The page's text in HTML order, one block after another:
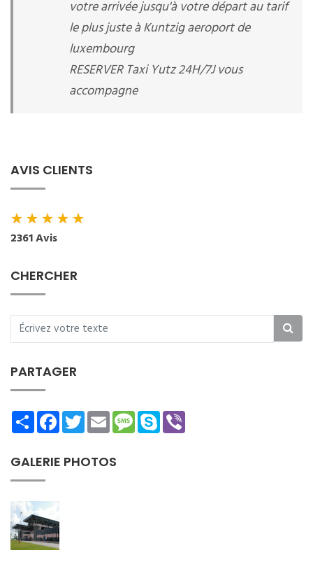
votre arrivée jusqu'à votre départ au tarif
le plus juste à Kuntzig aeroport de
luxembourg
RESERVER Taxi Yutz 24H/7J vous
accompagne
AVIS CLIENTS
★★★★★
2361 Avis
CHERCHER
PARTAGER
ShareFacebookTwitterEmailMessage
Skype
GALERIE PHOTOS